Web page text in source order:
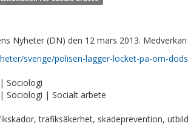
Nyheter (DN) den 12 mars 2013.
sverige/polisen-lagger-locket-pa-om-
Sociologi
Sociologi | Socialt arbete
trafiksäkerhet, skadeprevention,